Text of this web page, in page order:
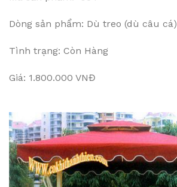
Dòng sản phẩm: Dù treo (dù câu cá)
Tình trạng: Còn Hàng
Giá: 1.800.000 VNĐ